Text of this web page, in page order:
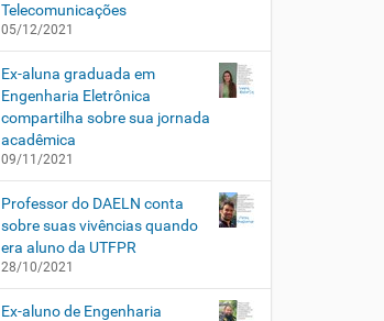
Telecomunicações
05/12/2021
Ex-aluna graduada em
Engenharia Eletrônica
compartilha sobre sua jornada
acadêmica
09/11/2021
Professor do DAELN conta
sobre suas vivências quando
era aluno da UTFPR
28/10/2021
Ex-aluno de Engenharia